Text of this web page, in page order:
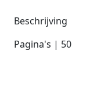
Beschrijving
Pagina's | 50